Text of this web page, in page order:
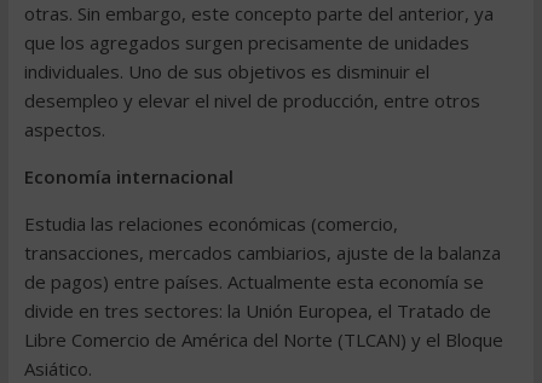
otras. Sin embargo, este concepto parte del anterior, ya
que los agregados surgen precisamente de unidades
individuales. Uno de sus objetivos es disminuir el
desempleo y elevar el nivel de producción, entre otros
aspectos.
Economía internacional
Estudia las relaciones económicas (comercio,
transacciones, mercados cambiarios, ajuste de la balanza
de pagos) entre países. Actualmente esta economía se
divide en tres sectores: la Unión Europea, el Tratado de
Libre Comercio de América del Norte (TLCAN) y el Bloque
Asiático.